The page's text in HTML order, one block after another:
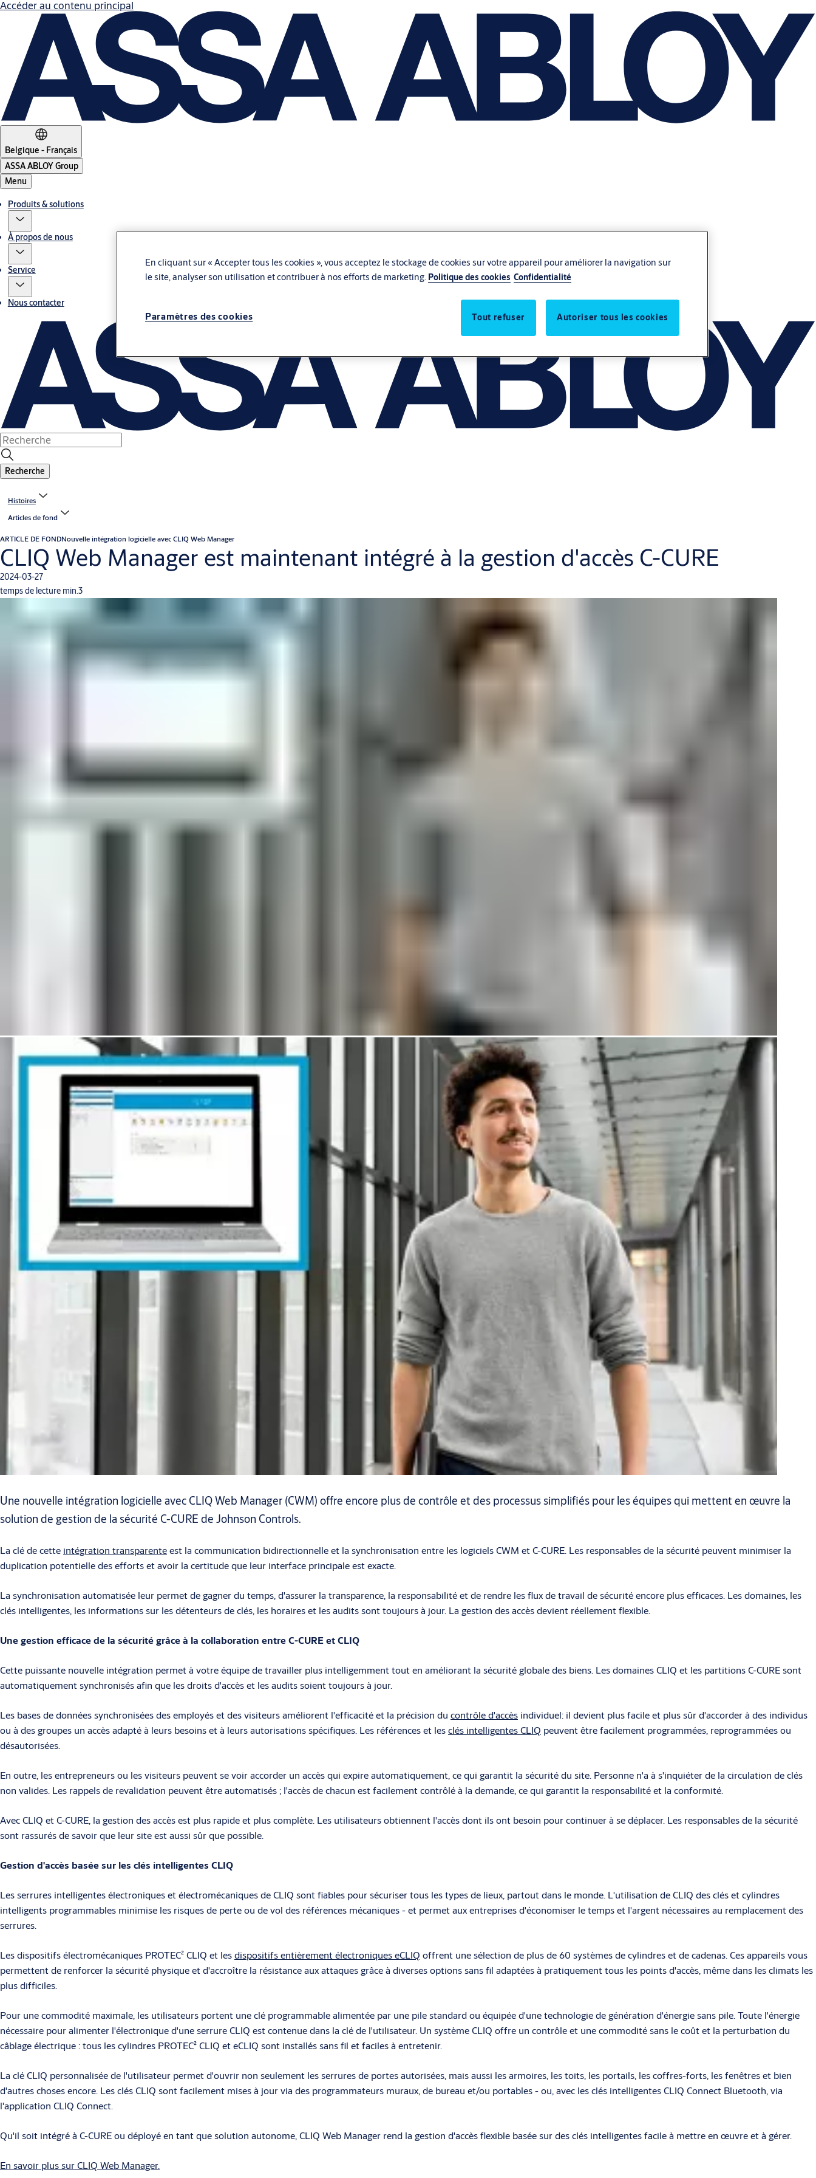
Accéder au contenu principal
Belgique - Français
ASSA ABLOY Group
Menu
Produits & solutions
À propos de nous
Service
Nous contacter
Recherche
Histoires
Articles de fond
ARTICLE DE FONDNouvelle intégration logicielle avec CLIQ Web Manager
CLIQ Web Manager est maintenant intégré à la gestion d'accès C-CURE
2024-03-27
temps de lecture min.3
Une nouvelle intégration logicielle avec CLIQ Web Manager (CWM) offre encore plus de contrôle et des processus simplifiés pour les équipes qui mettent en œuvre la
solution de gestion de la sécurité C-CURE de Johnson Controls.
La clé de cette intégration transparenteest la communication bidirectionnelle et la synchronisation entre les logiciels CWM et C-CURE. Les responsables de la sécurité peuvent minimiser la
duplication potentielle des efforts et avoir la certitude que leur interface principale est exacte.
La synchronisation automatisée leur permet de gagner du temps, d'assurer la transparence, la responsabilité et de rendre les flux de travail de sécurité encore plus efficaces. Les domaines, les
clés intelligentes, les informations sur les détenteurs de clés, les horaires et les audits sont toujours à jour. La gestion des accès devient réellement flexible.
Une gestion efficace de la sécurité grâce à la collaboration entre C-CURE et CLIQ
Cette puissante nouvelle intégration permet à votre équipe de travailler plus intelligemment tout en améliorant la sécurité globale des biens. Les domaines CLIQ et les partitions C-CURE sont
automatiquement synchronisés afin que les droits d'accès et les audits soient toujours à jour.
Les bases de données synchronisées des employés et des visiteurs améliorent l'efficacité et la précision du contrôle d'accès individuel: il devient plus facile et plus sûr d'accorder à des individus
ou à des groupes un accès adapté à leurs besoins et à leurs autorisations spécifiques. Les références et lesclés intelligentes CLIQ peuvent être facilement programmées, reprogrammées ou
désautorisées.
En outre, les entrepreneurs ou les visiteurs peuvent se voir accorder un accès qui expire automatiquement, ce qui garantit la sécurité du site. Personne n'a à s'inquiéter de la circulation de clés
non valides. Les rappels de revalidation peuvent être automatisés ; l'accès de chacun est facilement contrôlé à la demande, ce qui garantit la responsabilité et la conformité.
Avec CLIQ et C-CURE, la gestion des accès est plus rapide et plus complète. Les utilisateurs obtiennent l'accès dont ils ont besoin pour continuer à se déplacer. Les responsables de la sécurité
sont rassurés de savoir que leur site est aussi sûr que possible.
Gestion d'accès basée sur les clés intelligentes CLIQ
Les serrures intelligentes électroniques et électromécaniques de CLIQ sont fiables pour sécuriser tous les types de lieux, partout dans le monde. L'utilisation de CLIQ des clés et cylindres
intelligents programmables minimise les risques de perte ou de vol des références mécaniques - et permet aux entreprises d'économiser le temps et l'argent nécessaires au remplacement des
serrures.
Les dispositifs électromécaniques PROTEC² CLIQ et lesdispositifs entièrement électroniques eCLIQ offrent une sélection de plus de 60 systèmes de cylindres et de cadenas. Ces appareils vous
permettent de renforcer la sécurité physique et d'accroître la résistance aux attaques grâce à diverses options sans fil adaptées à pratiquement tous les points d'accès, même dans les climats les
plus difficiles.
Pour une commodité maximale, les utilisateurs portent une clé programmable alimentée par une pile standard ou équipée d'une technologie de génération d'énergie sans pile. Toute l'énergie
nécessaire pour alimenter l'électronique d'une serrure CLIQ est contenue dans la clé de l'utilisateur. Un système CLIQ offre un contrôle et une commodité sans le coût et la perturbation du
câblage électrique : tous les cylindres PROTEC² CLIQ et eCLIQ sont installés sans fil et faciles à entretenir.
La clé CLIQ personnalisée de l'utilisateur permet d'ouvrir non seulement les serrures de portes autorisées, mais aussi les armoires, les toits, les portails, les coffres-forts, les fenêtres et bien
d'autres choses encore. Les clés CLIQ sont facilement mises à jour via des programmateurs muraux, de bureau et/ou portables - ou, avec les clés intelligentes CLIQ Connect Bluetooth, via
l'application CLIQ Connect.
Qu'il soit intégré à C-CURE ou déployé en tant que solution autonome, CLIQ Web Manager rend la gestion d'accès flexible basée sur des clés intelligentes facile à mettre en œuvre et à gérer.
En savoir plus sur CLIQ Web Manager.
En cliquant sur « Accepter tous les cookies », vous acceptez le stockage de cookies sur votre appareil pour améliorer la navigation sur
le site, analyser son utilisation et contribuer à nos efforts de marketing. Politique des cookies Confidentialité
Paramètres des cookies Tout refuser Autoriser tous les cookies